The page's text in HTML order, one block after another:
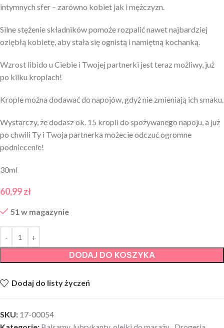
intymnych sfer – zarówno kobiet jak i mężczyzn.
Silne stężenie składników pomoże rozpalić nawet najbardziej
oziębłą kobietę, aby stała się ognistą i namiętną kochanką.
Wzrost libido u Ciebie i Twojej partnerki jest teraz możliwy, już
po kilku kroplach!
Krople można dodawać do napojów, gdyż nie zmieniają ich smaku.
Wystarczy, że dodasz ok. 15 kropli do spożywanego napoju, a już
po chwili Ty i Twoja partnerka możecie odczuć ogromne
podniecenie!
30ml
60,99zł
51 w magazynie
DODAJ DO KOSZYKA
Dodaj do listy życzeń
SKU: 17-00054